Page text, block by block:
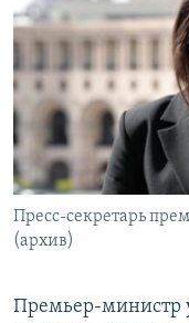
АРХИВ
Հայերեն
Русский
Все сайты Радио
Пресс-секретарь
(архив)
Премьер-министр